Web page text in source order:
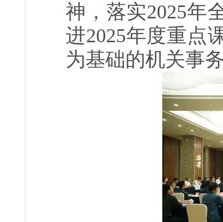
神，落实2025年
进2025年度重点
为基础的机关事